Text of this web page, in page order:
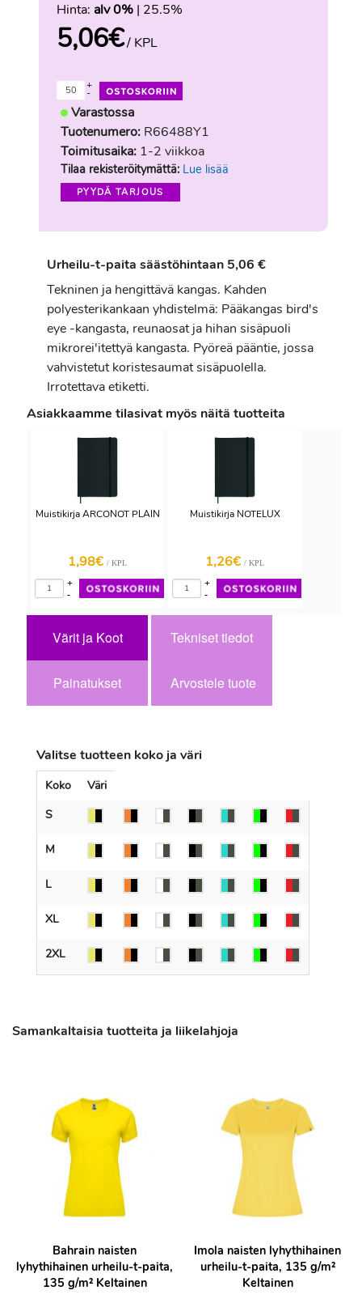
Hinta: alv 0% | 25.5%
5,06€/ KPL
-
+
Varastossa
Tuotenumero: R66488Y1
Toimitusaika: 1-2 viikkoa
Tilaa rekisteröitymättä: Lue lisää
PYYDÄ TARJOUS
Urheilu-t-paita säästöhintaan 5,06 €
Tekninen ja hengittävä kangas. Kahden
polyesterikankaan yhdistelmä: Pääkangas bird's
eye -kangasta, reunaosat ja hihan sisäpuoli
mikrorei'itettyä kangasta. Pyöreä pääntie, jossa
vahvistetut koristesaumat sisäpuolella.
Irrotettava etiketti.
Asiakkaamme tilasivat myös näitä tuotteita
Muistikirja ARCONOT PLAIN
1,98€ / KPL
-
+
Muistikirja NOTELUX
1,26€ / KPL
-
+
Värit ja Koot Tekniset tiedot
Painatukset Arvostele tuote
Valitse tuotteen koko ja väri
Koko
Väri
S
M
L
XL
2XL
Samankaltaisia tuotteita ja liikelahjoja
Bahrain naisten
lyhythihainen urheilu-t-paita,
135 g/m² Keltainen
Imola naisten lyhythihainen
urheilu-t-paita, 135 g/m²
Keltainen